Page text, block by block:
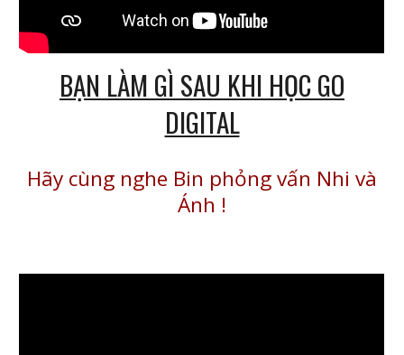
BẠN LÀM GÌ SAU KHI HỌC GO
DIGITAL
Hãy cùng nghe Bin phỏng vấn Nhi và
Ánh !